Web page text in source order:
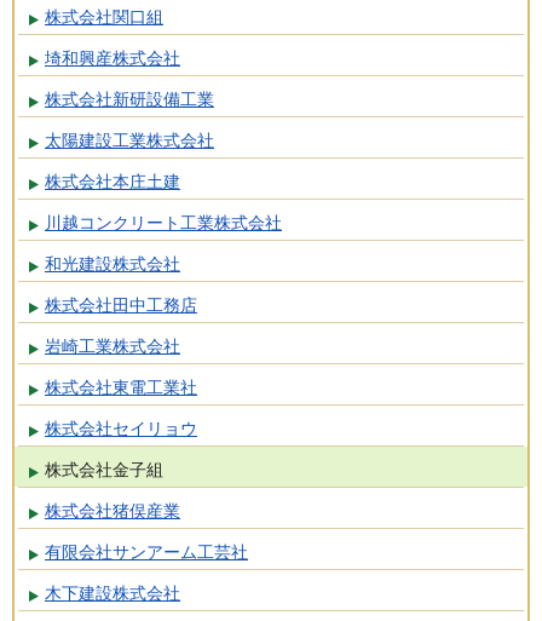
株式会社関口組
埼和興産株式会社
株式会社新研設備工業
太陽建設工業株式会社
株式会社本庄土建
川越コンクリート工業株式会社
和光建設株式会社
株式会社田中工務店
岩崎工業株式会社
株式会社東電工業社
株式会社セイリョウ
株式会社金子組
株式会社猪俣産業
有限会社サンアーム工芸社
木下建設株式会社